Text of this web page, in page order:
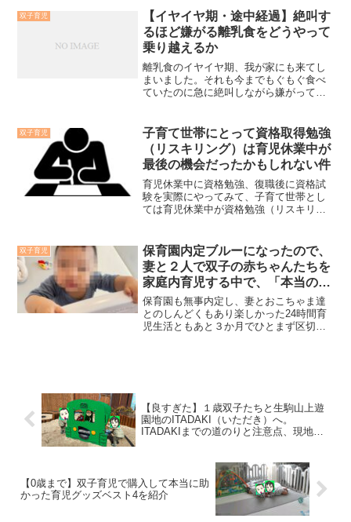
思える風景を写真と共に一言書いていき
ます。この記事を見て、少しでもときめ
きを感じたのなら迷わず育休を取るべき
だと思います。
双子育児
【イヤイヤ期・途中経過】絶叫す
るほど嫌がる離乳食をどうやって
乗り越えるか
離乳食のイヤイヤ期、我が家にも来てし
まいました。それも今までもぐもぐ食べ
ていたのに急に絶叫しながら嫌がってま
ますが、頑張るのをやめて離乳食が嫌な
理由の理解と自分たちの中にあった「赤
ちゃんに求める要求」を取っ払ったこと
で、イヤイヤ期脱出がうまくいきそうな
気配がしてますので、本記事で紹介しま
す。
双子育児
子育て世帯にとって資格取得勉強
（リスキリング）は育児休業中が
最後の機会だったかもしれない件
育児休業中に資格勉強、復職後に資格試
験を実際にやってみて、子育て世帯とし
ては育児休業中が資格勉強（リスキリン
す。ただ育児休業中いつでも好きなタイ
ミングできたわけではなく、夫婦の協
力、特定の条件下、特定の時間で集中し
て取り組むことができました。では実際
に育児休業中どんな感じで資格勉強に取
り組んでいたかをベースに、育児休業中
が資格勉強（リスキリング）や自己研鑽
を集中して行える最後の機会なのかを本
双子育児
保育園内定ブルーになったので、
妻と２人で双子の赤ちゃんたちを
家庭内育児する中で、「本当の意
味」で赤ちゃん達と一緒に過ごし
た時間を試算してみた
保育園も無事内定し、妻とおこちゃま達
とのしんどくもあり楽しかった24時間育
児生活ともあと３か月でひとまず区切り
ゃま達と触れ合える時間が激減すると思
うので、さみしく思います。今巷で騒が
れているわざと保育園に落選したい気持
ちもわからんでもないと思えるようにな
こちゃま達と一緒に過ごしている時間
と、「復職後」のおこちゃま達と過ごせ
る時間がどれくらい変わってくるのかを
自分自身理解するために、自分のために
本記事に記します。
【良すぎた】１歳双子たちと生駒山上遊
園地のITADAKI（いただき）へ。
ITADAKIまでの道のりと注意点、現地で
【0歳まで】双子育児で購入して本当に助
かった育児グッズベスト4を紹介